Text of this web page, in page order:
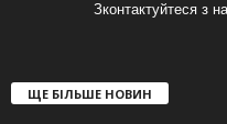
Зконтактуйтеся з
ЩЕ БІЛЬШЕ НОВИН